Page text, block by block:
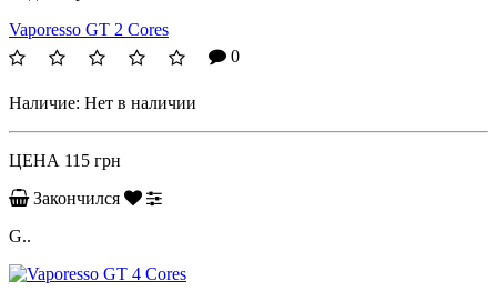
Vaporesso GT 2 Cores
0
Наличие: Нет в наличии
ЦЕНА 115 грн
Закончился
G..